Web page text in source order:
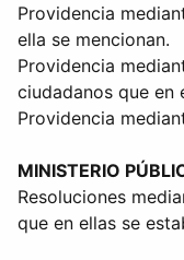
Providencia
ella se mencionan.
Providencia
ciudadanos que en
Providencia
MINISTERIO
Resoluciones
que en ellas se